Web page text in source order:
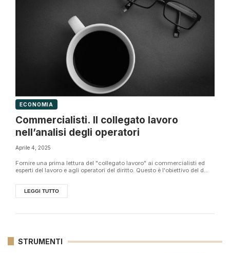
ECONOMIA
Commercialisti. Il collegato lavoro
nell’analisi degli operatori
Aprile 4, 2025
Fornire una prima lettura del "collegato lavoro" ai commercialisti ed
esperti del lavoro e agli operatori del diritto. Questo è l'obiettivo del d...
LEGGI TUTTO
STRUMENTI